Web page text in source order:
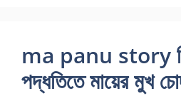
ma panu story
পদ্ধতিতে মায়ের মুখ